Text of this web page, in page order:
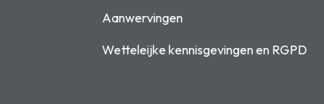
Aanwervingen
Wetteleijke kennisgevingen en RGPD